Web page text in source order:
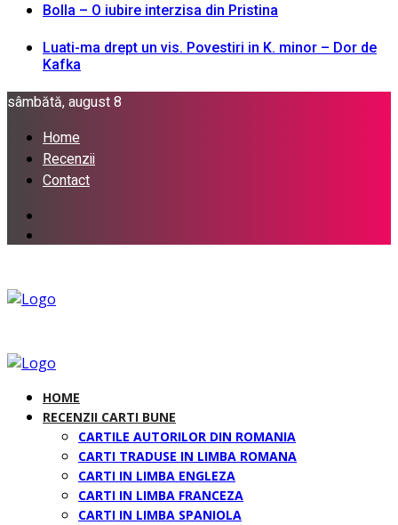
Bolla – O iubire interzisa din Pristina
Luati-ma drept un vis. Povestiri in K. minor – Dor de
Kafka
sâmbătă, august 8
Home
Recenzii
Contact
HOME
RECENZII CARTI BUNE
CARTILE AUTORILOR DIN ROMANIA
CARTI TRADUSE IN LIMBA ROMANA
CARTI IN LIMBA ENGLEZA
CARTI IN LIMBA FRANCEZA
CARTI IN LIMBA SPANIOLA